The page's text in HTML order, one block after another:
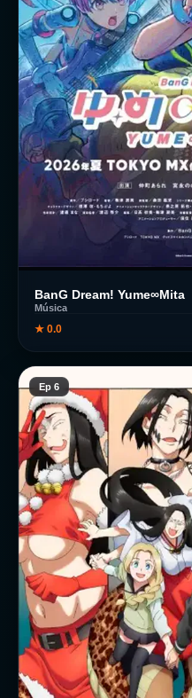
BanG Dream! Yume∞Mita
Música
★ 0.0
Ep 6